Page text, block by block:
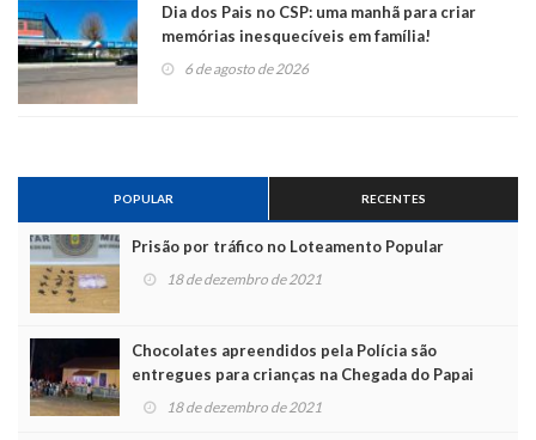
Dia dos Pais no CSP: uma manhã para criar
memórias inesquecíveis em família!
6 de agosto de 2026
POPULAR RECENTES
Prisão por tráfico no Loteamento Popular
18 de dezembro de 2021
Chocolates apreendidos pela Polícia são
entregues para crianças na Chegada do Papai
Noel
18 de dezembro de 2021